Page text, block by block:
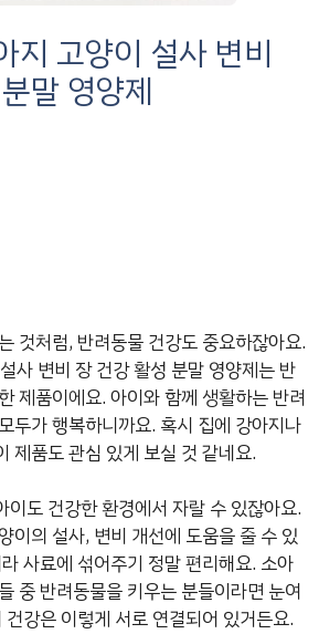
지 고양이 설사 변비
말 영양제
것처럼, 반려동물 건강도 중요하잖아요.
사 변비 장 건강 활성 분말 영양제는 반
제품이에요. 아이와 함께 생활하는 반려
두가 행복하니까요. 혹시 집에 강아지나
제품도 관심 있게 보실 것 같네요.
이도 건강한 환경에서 자랄 수 있잖아요.
이의 설사, 변비 개선에 도움을 줄 수 있
사료에 섞어주기 정말 편리해요. 소아
중 반려동물을 키우는 분들이라면 눈여
강은 이렇게 서로 연결되어 있거든요.